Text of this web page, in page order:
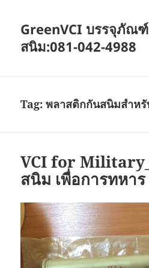
GreenVCI บรรจุภัณ
สนิม:081-042-4988
Tag:พลาสติกกันสนิมสำหรั
VCI for
สนิม เพื่อการทหาร